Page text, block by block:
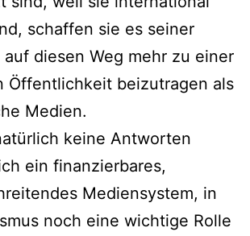
schaffen sie es seiner
diesen Weg mehr zu einer
Öffentlichkeit beizutragen als
Medien.
keine Antworten
ein finanzierbares,
Mediensystem, in
noch eine wichtige Rolle